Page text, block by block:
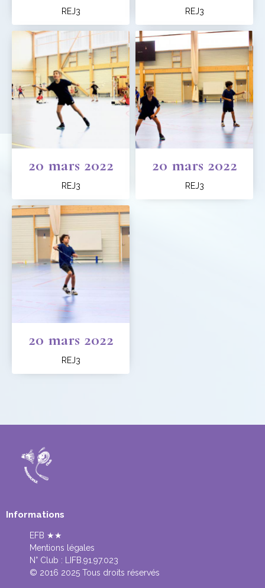
REJ3 REJ3
20 mars 2022
REJ3
20 mars 2022
REJ3
20 mars 2022
REJ3
Informations
EFB ★★
Mentions légales
N° Club :
LIFB.91.97.023
© 2016 2025 Tous droits réservés